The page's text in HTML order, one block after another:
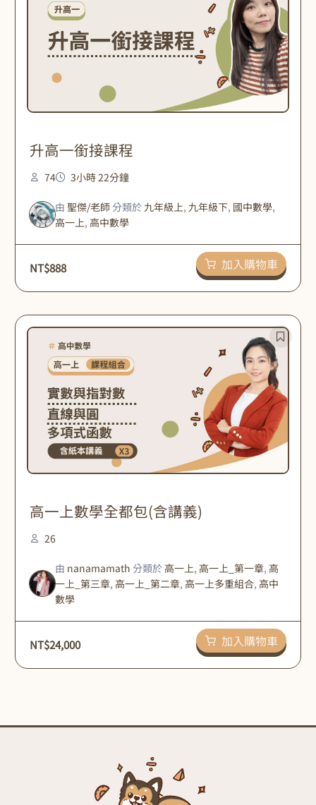
升高一銜接課程
74 3小時 22分鐘
由聖傑/老師 分類於 九年級上, 九年級下, 國中數學,
高一上, 高中數學
NT$888 加入購物車
高一上數學全都包(含講義)
26
由 nanamamath 分類於 高一上, 高一上_第一章, 高
一上_第三章, 高一上_第二章, 高一上多重組合, 高中
數學
NT$24,000 加入購物車